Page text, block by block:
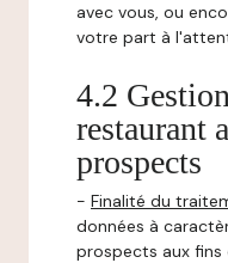
avec vous, ou
votre part à
4.2
restaurant
prospects
- Finalité du
données à
prospects aux fins